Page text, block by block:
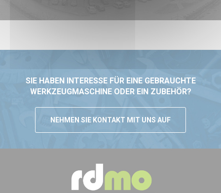
SIE HABEN INTERESSE FÜR EINE GEBRAUCHTE
WERKZEUGMASCHINE ODER EIN ZUBEHÖR?
NEHMEN SIE KONTAKT MIT UNS AUF